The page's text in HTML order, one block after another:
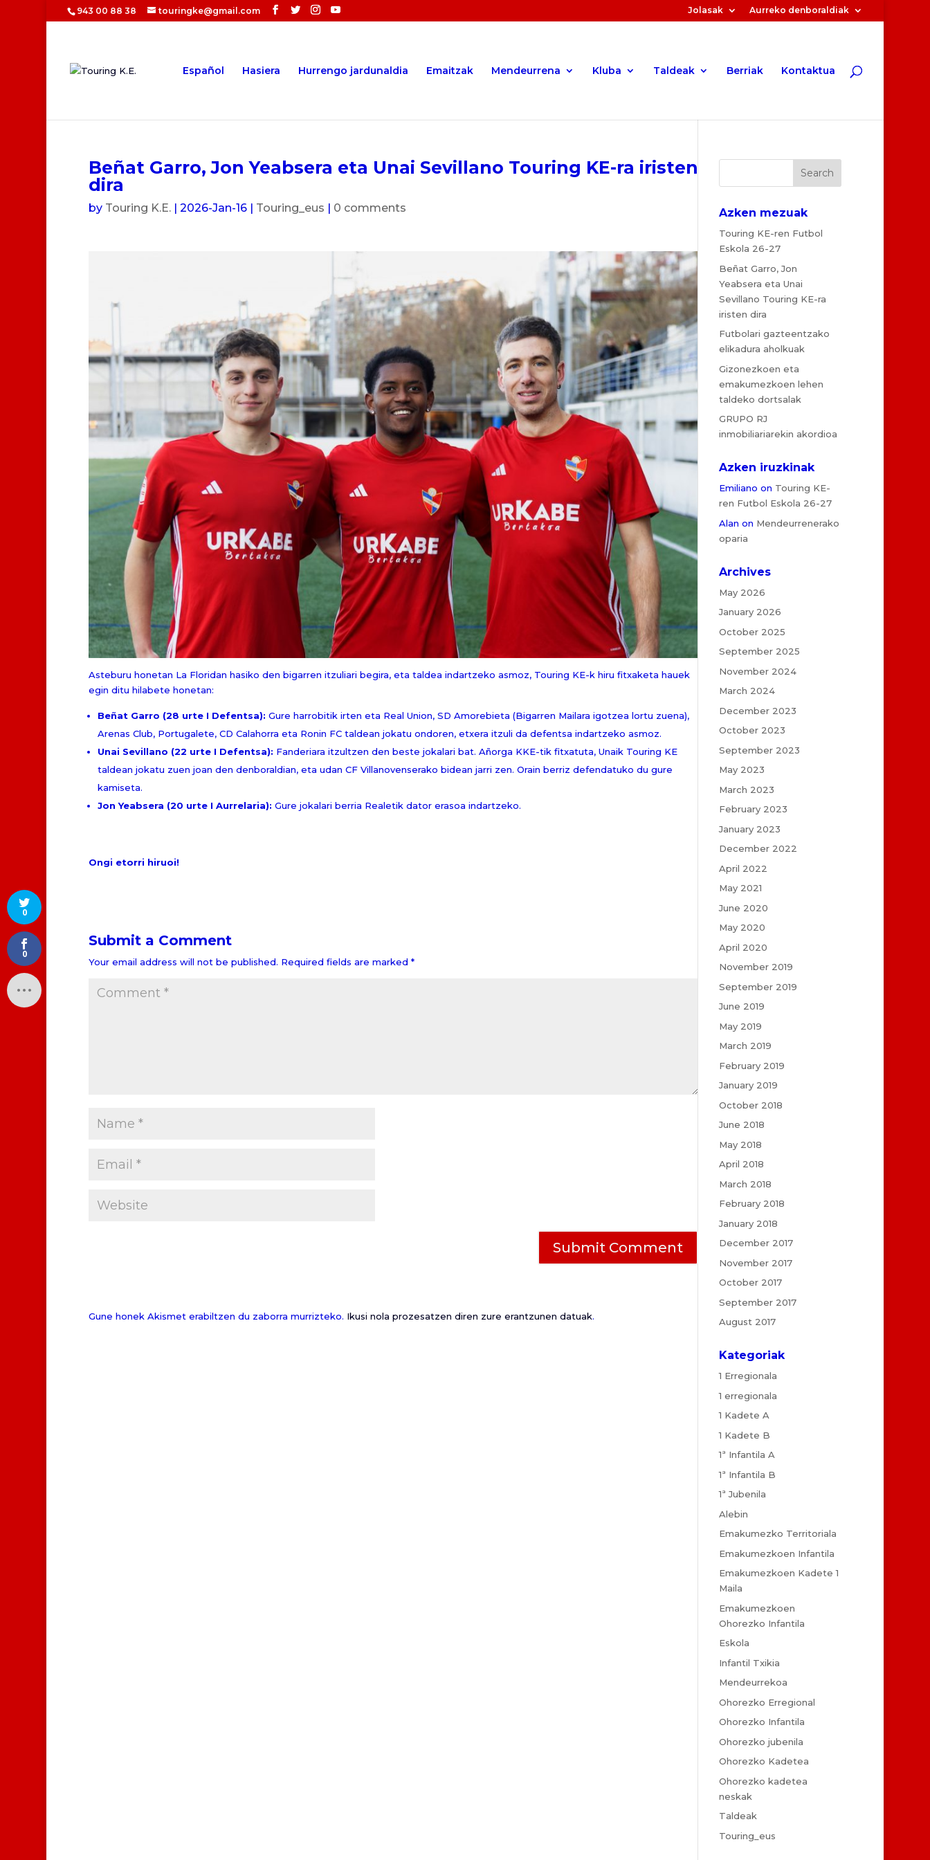
943 00 88 38 touringke@gmail.com Jolasak Aurreko denboraldiak
Español Hasiera Hurrengo jardunaldia Emaitzak Mendeurrena Kluba Taldeak Berriak Kontaktua
Beñat Garro, Jon Yeabsera eta Unai Sevillano Touring KE-ra iristen
dira
by Touring K.E.| 2026-Jan-16| Touring_eus | 0 comments
Asteburu honetan La Floridan hasiko den bigarren itzuliari begira, eta taldea indartzeko asmoz, Touring KE-k hiru fitxaketa hauek
egin ditu hilabete honetan:
Beñat Garro (28 urte I Defentsa): Gure harrobitik irten eta Real Union, SD Amorebieta (Bigarren Mailara igotzea lortu zuena),
Arenas Club, Portugalete, CD Calahorra eta Ronin FC taldean jokatu ondoren, etxera itzuli da defentsa indartzeko asmoz.
Unai Sevillano (22 urte I Defentsa): Fanderiara itzultzen den beste jokalari bat. Añorga KKE-tik fitxatuta, Unaik Touring KE
taldean jokatu zuen joan den denboraldian, eta udan CF Villanovenserako bidean jarri zen. Orain berriz defendatuko du gure
kamiseta.
Jon Yeabsera (20 urte I Aurrelaria): Gure jokalari berria Realetik dator erasoa indartzeko.
Ongi etorri hiruoi!
Submit a Comment
Your email address will not be published. Required fields are marked *
Gune honek Akismet erabiltzen du zaborra murrizteko. Ikusi nola prozesatzen diren zure erantzunen datuak.
Azken mezuak
Touring KE-ren Futbol
Eskola 26-27
Beñat Garro, Jon
Yeabsera eta Unai
Sevillano Touring KE-ra
iristen dira
Futbolari gazteentzako
elikadura aholkuak
Gizonezkoen eta
emakumezkoen lehen
taldeko dortsalak
GRUPO RJ
inmobiliariarekin akordioa
Azken iruzkinak
Emiliano on Touring KE-
ren Futbol Eskola 26-27
Alan on Mendeurrenerako
oparia
Archives
May 2026
January 2026
October 2025
September 2025
November 2024
March 2024
December 2023
October 2023
September 2023
May 2023
March 2023
February 2023
January 2023
December 2022
April 2022
May 2021
June 2020
May 2020
April 2020
November 2019
September 2019
June 2019
May 2019
March 2019
February 2019
January 2019
October 2018
June 2018
May 2018
April 2018
March 2018
February 2018
January 2018
December 2017
November 2017
October 2017
September 2017
August 2017
Kategoriak
1 Erregionala
1 erregionala
1 Kadete A
1 Kadete B
1ª Infantila A
1ª Infantila B
1ª Jubenila
Alebin
Emakumezko Territoriala
Emakumezkoen Infantila
Emakumezkoen Kadete 1
Maila
Emakumezkoen
Ohorezko Infantila
Eskola
Infantil Txikia
Mendeurrekoa
Ohorezko Erregional
Ohorezko Infantila
Ohorezko jubenila
Ohorezko Kadetea
Ohorezko kadetea
neskak
Taldeak
Touring_eus
0
0